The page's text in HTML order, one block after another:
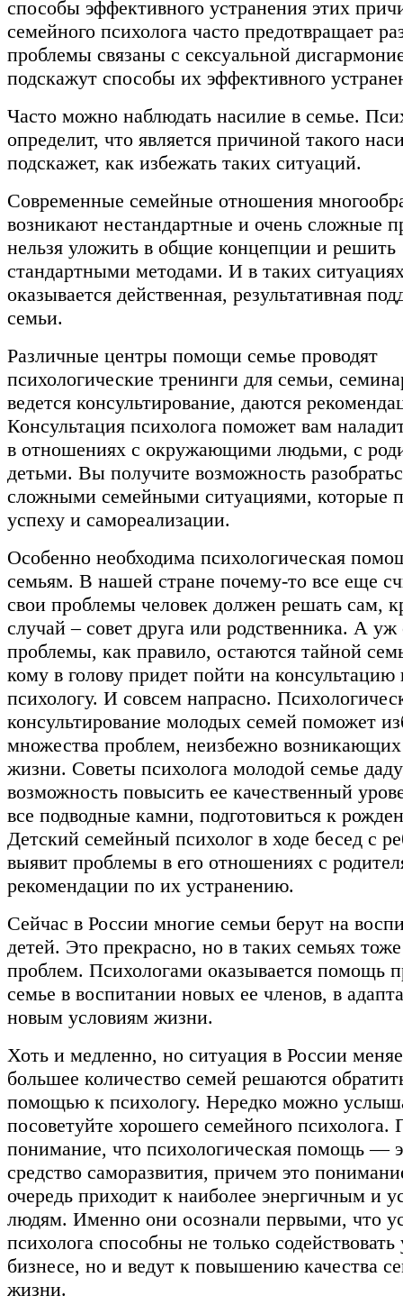
способы эффективного устранения этих
семейного психолога часто предотвращает
проблемы связаны с сексуальной
подскажут способы их эффективного
Часто можно наблюдать насилие в семье.
определит, что является причиной такого
подскажет, как избежать таких ситуаций.
Современные семейные отношения
возникают нестандартные и очень сложные
нельзя уложить в общие концепции и решить
стандартными методами. И в таких
оказывается действенная, результативная
семьи.
Различные центры помощи семье проводят
психологические тренинги для семьи,
ведется консультирование, даются
Консультация психолога поможет вам
в отношениях с окружающими людьми, с
детьми. Вы получите возможность
сложными семейными ситуациями, которые
успеху и самореализации.
Особенно необходима психологическая
семьям. В нашей стране почему-то все еще
свои проблемы человек должен решать сам,
случай – совет друга или родственника. А
проблемы, как правило, остаются тайной
кому в голову придет пойти на
психологу. И совсем напрасно.
консультирование молодых семей поможет
множества проблем, неизбежно
жизни. Советы психолога молодой семье
возможность повысить ее качественный
все подводные камни, подготовиться к
Детский семейный психолог в ходе бесед с
выявит проблемы в его отношениях с
рекомендации по их устранению.
Сейчас в России многие семьи берут на
детей. Это прекрасно, но в таких семьях
проблем. Психологами оказывается помощь
семье в воспитании новых ее членов, в
новым условиям жизни.
Хоть и медленно, но ситуация в России
большее количество семей решаются
помощью к психологу. Нередко можно
посоветуйте хорошего семейного психолога.
понимание, что психологическая помощь —
средство саморазвития, причем это
очередь приходит к наиболее энергичным и
людям. Именно они осознали первыми, что
психолога способны не только содействовать
бизнесе, но и ведут к повышению качества
жизни.